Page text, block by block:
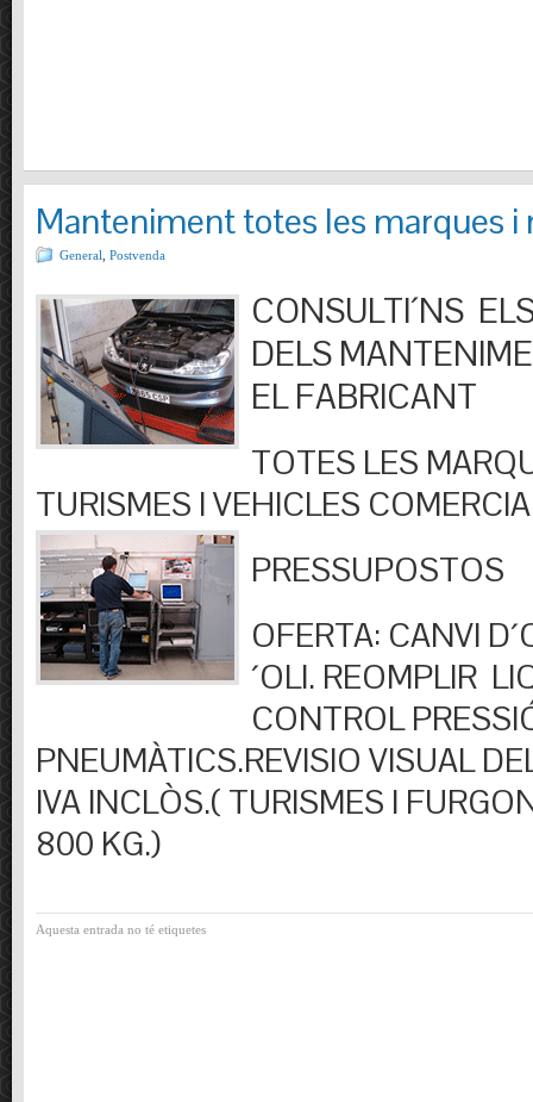
Manteniment totes les marques i
General Postvenda
CONSULTI´NS
DELS
EL FABRICANT
TOTES LES
TURISMES I VEHICLES
PRESSUPOSTOS
OFERTA: CANVI
´OLI. REOMPLIR
CONTROL
PNEUMÀTICS.REVISIO VISUAL
IVA INCLÒS.( TURISMES I
800 KG.)
Aquesta entrada no té etiquetes